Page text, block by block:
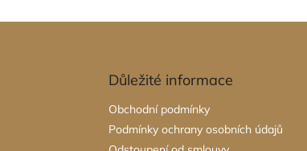
Důležité informace
Obchodní podmínky
Podmínky ochrany osobních údajů